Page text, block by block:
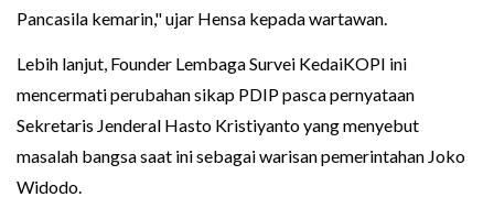
Pancasila kemarin," ujar Hensa kepada wartawan.
Lebih lanjut, Founder Lembaga Survei KedaiKOPI ini
mencermati perubahan sikap PDIP pasca pernyataan
Sekretaris Jenderal Hasto Kristiyanto yang menyebut
masalah bangsa saat ini sebagai warisan pemerintahan Joko
Widodo.